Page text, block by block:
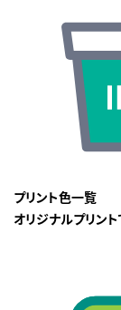
プリント色一覧
オリジナルプリン